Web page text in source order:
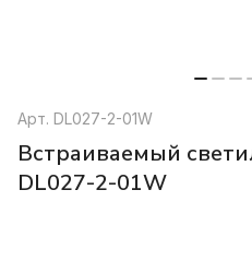
Арт. DL027-2-01W
Встраиваемый
DL027-2-01W